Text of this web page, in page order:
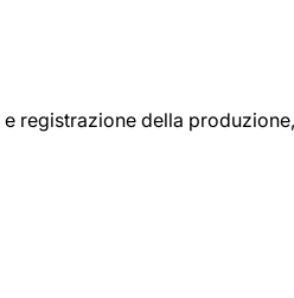
registrazione della